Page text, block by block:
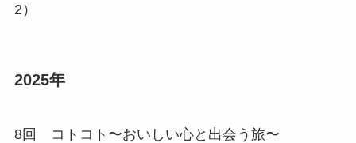
2）
2025年
8回 コトコト〜おいしい心と出会う旅〜